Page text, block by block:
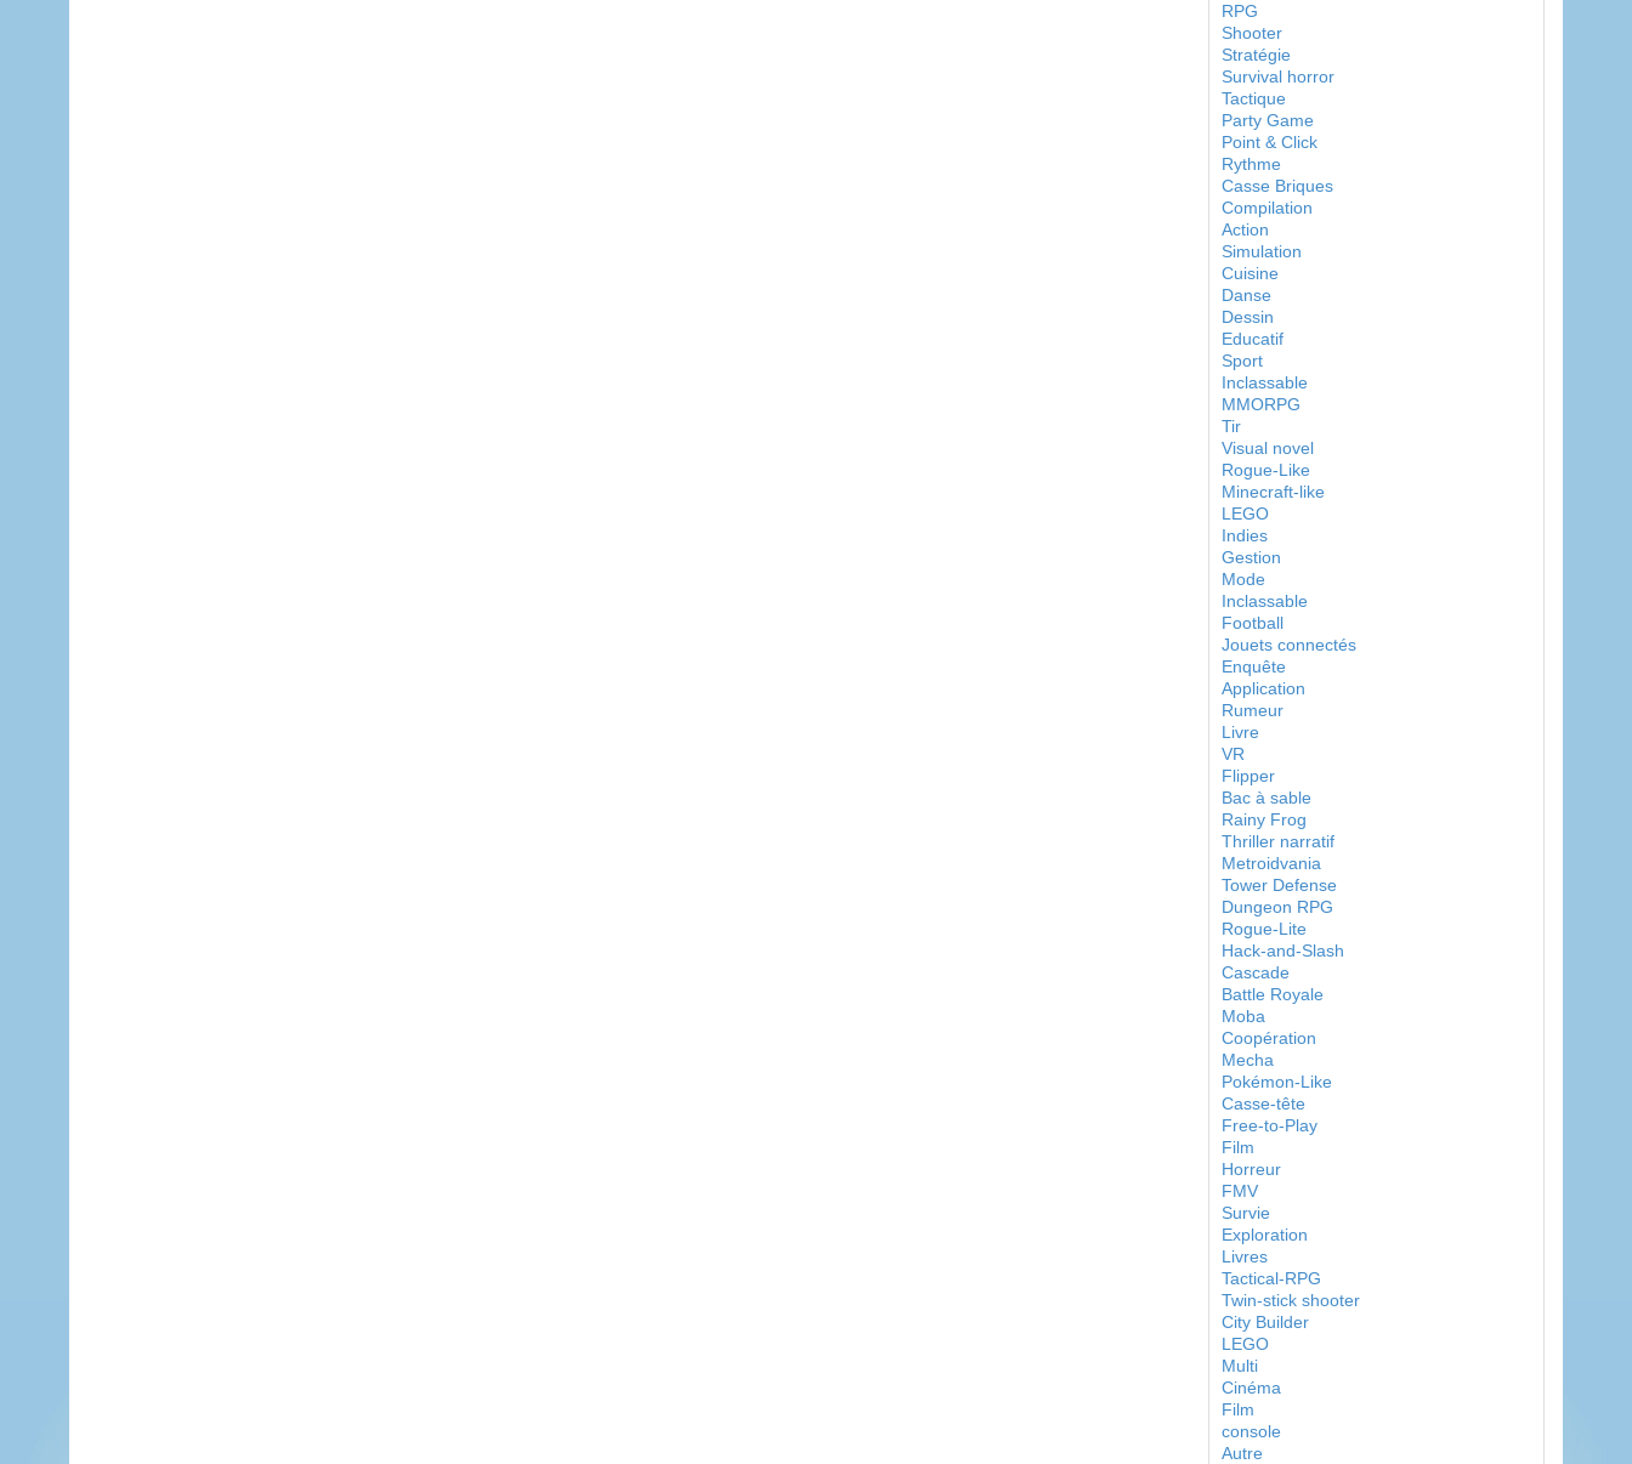
RPG
Shooter
Stratégie
Survival horror
Tactique
Party Game
Point & Click
Rythme
Casse Briques
Compilation
Action
Simulation
Cuisine
Danse
Dessin
Educatif
Sport
Inclassable
MMORPG
Tir
Visual novel
Rogue-Like
Minecraft-like
LEGO
Indies
Gestion
Mode
Inclassable
Football
Jouets connectés
Enquête
Application
Rumeur
Livre
VR
Flipper
Bac à sable
Rainy Frog
Thriller narratif
Metroidvania
Tower Defense
Dungeon RPG
Rogue-Lite
Hack-and-Slash
Cascade
Battle Royale
Moba
Coopération
Mecha
Pokémon-Like
Casse-tête
Free-to-Play
Film
Horreur
FMV
Survie
Exploration
Livres
Tactical-RPG
Twin-stick shooter
City Builder
LEGO
Multi
Cinéma
Film
console
Autre